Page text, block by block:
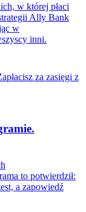
w której płaci
Ally Bank
w
inni.
to potwierdził:
a zapowiedź